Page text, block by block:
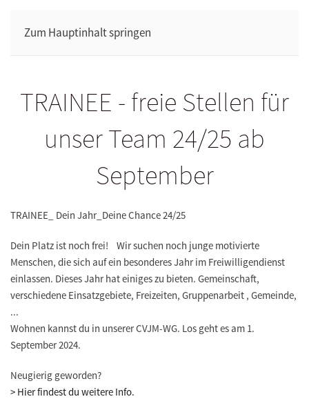
Zum Hauptinhalt springen
TRAINEE - freie Stellen für
unser Team 24/25 ab
September
TRAINEE_ Dein Jahr_Deine Chance 24/25
Dein Platz ist noch frei! Wir suchen noch junge motivierte
Menschen, die sich auf ein besonderes Jahr im Freiwilligendienst
einlassen. Dieses Jahr hat einiges zu bieten. Gemeinschaft,
verschiedene Einsatzgebiete, Freizeiten, Gruppenarbeit , Gemeinde,
...
Wohnen kannst du in unserer CVJM-WG. Los geht es am 1.
September 2024.
Neugierig geworden?
> Hier findest du weitere Info.